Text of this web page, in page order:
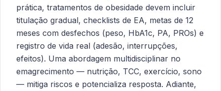
prática, tratamentos de obesidade devem incluir
titulação gradual, checklists de EA, metas de 12
meses com desfechos (peso, HbA1c, PA, PROs) e
registro de vida real (adesão, interrupções,
efeitos). Uma abordagem multidisciplinar no
emagrecimento — nutrição, TCC, exercício, sono
— mitiga riscos e potencializa resposta. Adiante,